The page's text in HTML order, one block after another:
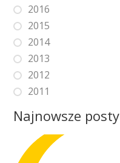
2016
2015
2014
2013
2012
2011
Najnowsze posty